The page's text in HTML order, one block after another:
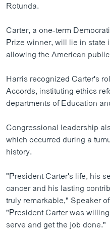
Rotunda.
Carter, a one-term
Prize winner, will lie in state
allowing the American
Harris recognized Carter's
Accords, instituting ethics
departments of Education
Congressional leadership
which occurred during a
history.
"President Carter's life, his
cancer and his lasting
truly remarkable," Speaker
"President Carter was
serve and get the job done."